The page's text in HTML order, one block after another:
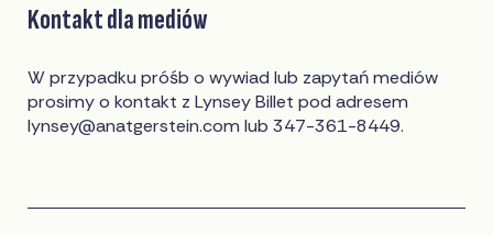
Kontakt dla mediów
W przypadku próśb o wywiad lub zapytań mediów
prosimy o kontakt z Lynsey Billet pod adresem
lynsey@anatgerstein.com lub 347-361-8449.